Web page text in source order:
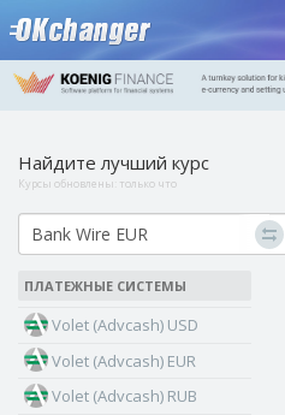
Найдите лучший курс
Курсы обновлены: только что
ПЛАТЕЖНЫЕ СИСТЕМЫ
Volet (Advcash) USD
Volet (Advcash) EUR
Volet (Advcash) RUB